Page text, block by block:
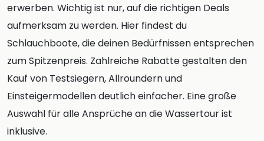
erwerben. Wichtig ist nur, auf die richtigen Deals
aufmerksam zu werden. Hier findest du
Schlauchboote, die deinen Bedürfnissen entsprechen
zum Spitzenpreis. Zahlreiche Rabatte gestalten den
Kauf von Testsiegern, Allroundern und
Einsteigermodellen deutlich einfacher. Eine große
Auswahl für alle Ansprüche an die Wassertour ist
inklusive.